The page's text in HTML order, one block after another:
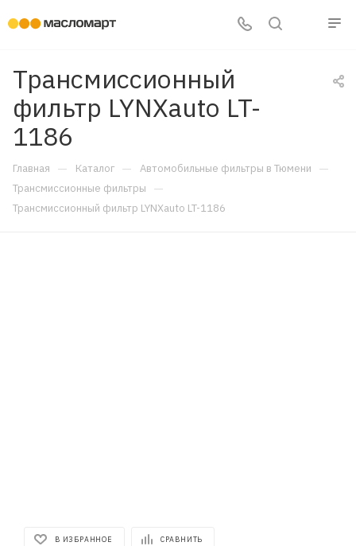
Трансмиссионный
фильтр LYNXauto LT-
1186
Главная — Каталог — Автомобильные фильтры в Тюмени —
Трансмиссионные фильтры —
Трансмиссионный фильтр LYNXauto LT-1186
В ИЗБРАННОЕ СРАВНИТЬ